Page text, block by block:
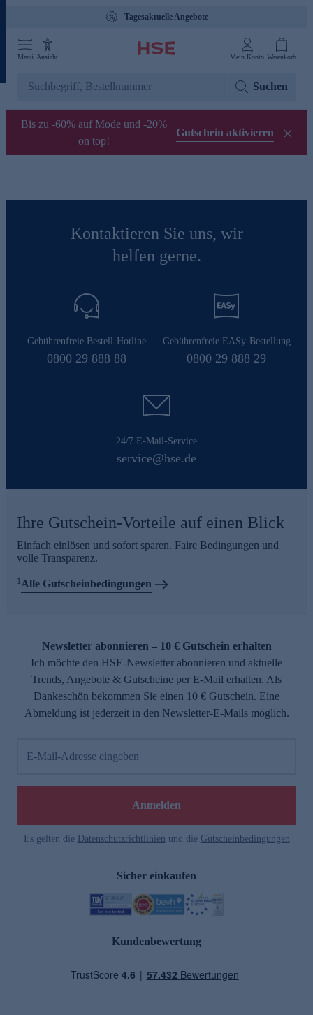
Tagesaktuelle Angebote
Menü Ansicht Mein Konto Warenkorb
Suchen
Bis zu -60% auf Mode und -20%
on top!
Gutschein aktivieren
Kontaktieren Sie uns, wir
helfen gerne.
Gebührenfreie Bestell-Hotline
0800 29 888 88
Gebührenfreie EASy-Bestellung
0800 29 888 29
24/7 E-Mail-Service
service@hse.de
Ihre Gutschein-Vorteile auf einen Blick
Einfach einlösen und sofort sparen. Faire Bedingungen und
volle Transparenz.
1Alle Gutscheinbedingungen
Newsletter abonnieren – 10 € Gutschein erhalten
Ich möchte den HSE-Newsletter abonnieren und aktuelle
Trends, Angebote & Gutscheine per E-Mail erhalten. Als
Dankeschön bekommen Sie einen 10 € Gutschein. Eine
Abmeldung ist jederzeit in den Newsletter-E-Mails möglich.
E-Mail-Adresse eingeben
Anmelden
Es gelten die Datenschutzrichtlinien und die Gutscheinbedingungen
Sicher einkaufen
Kundenbewertung